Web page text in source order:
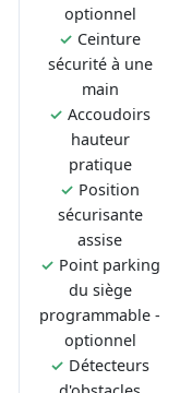
optionnel
✓ Ceinture
sécurité à une
main
✓ Accoudoirs
hauteur
pratique
✓ Position
sécurisante
assise
✓ Point parking
du siège
programmable -
optionnel
✓ Détecteurs